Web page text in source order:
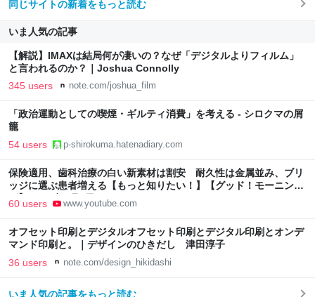
同じサイトの新着をもっと読む
いま人気の記事
【解説】IMAXは結局何が凄いの？なぜ「デジタルよりフィルム」
と言われるのか？｜Joshua Connolly
345 users note.com/joshua_film
「政治運動としての喫煙・ギルティ消費」を考える - シロクマの屑
籠
54 users p-shirokuma.hatenadiary.com
保険適用、歯科治療の白い新素材は割安 耐久性は金属並み、ブリ
ッジに選ぶ患者増える【もっと知りたい！】【グッド！モーニン
グ】(2026年8月3日)
60 users www.youtube.com
オフセット印刷とデジタルオフセット印刷とデジタル印刷とオンデ
マンド印刷と。｜デザインのひきだし 津田淳子
36 users note.com/design_hikidashi
いま人気の記事をもっと読む